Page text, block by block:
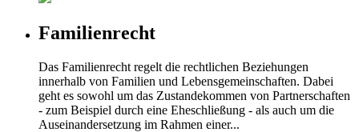
Familienrecht
Das Familienrecht regelt die rechtlichen Beziehungen
innerhalb von Familien und Lebensgemeinschaften. Dabei
geht es sowohl um das Zustandekommen von Partnerschaften
- zum Beispiel durch eine Eheschließung - als auch um die
Auseinandersetzung im Rahmen einer...